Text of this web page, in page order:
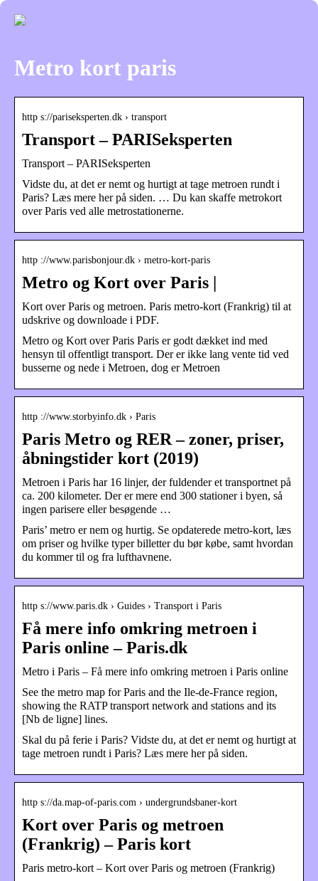
Metro kort paris
http s://pariseksperten.dk › transport
Transport – PARISeksperten
Transport – PARISeksperten
Vidste du, at det er nemt og hurtigt at tage metroen rundt i
Paris? Læs mere her på siden. … Du kan skaffe metrokort
over Paris ved alle metrostationerne.
http ://www.parisbonjour.dk › metro-kort-paris
Metro og Kort over Paris |
Kort over Paris og metroen. Paris metro-kort (Frankrig) til at
udskrive og downloade i PDF.
Metro og Kort over Paris Paris er godt dækket ind med
hensyn til offentligt transport. Der er ikke lang vente tid ved
busserne og nede i Metroen, dog er Metroen
http ://www.storbyinfo.dk › Paris
Paris Metro og RER – zoner, priser,
åbningstider kort (2019)
Metroen i Paris har 16 linjer, der fuldender et transportnet på
ca. 200 kilometer. Der er mere end 300 stationer i byen, så
ingen parisere eller besøgende …
Paris’ metro er nem og hurtig. Se opdaterede metro-kort, læs
om priser og hvilke typer billetter du bør købe, samt hvordan
du kommer til og fra lufthavnene.
http s://www.paris.dk › Guides › Transport i Paris
Få mere info omkring metroen i
Paris online – Paris.dk
Metro i Paris – Få mere info omkring metroen i Paris online
See the metro map for Paris and the Ile-de-France region,
showing the RATP transport network and stations and its
[Nb de ligne] lines.
Skal du på ferie i Paris? Vidste du, at det er nemt og hurtigt at
tage metroen rundt i Paris? Læs mere her på siden.
http s://da.map-of-paris.com › undergrundsbaner-kort
Kort over Paris og metroen
(Frankrig) – Paris kort
Paris metro-kort – Kort over Paris og metroen (Frankrig)